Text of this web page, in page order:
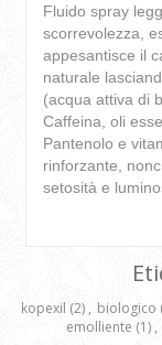
Fluido spray
scorrevolezza,
appesantisce il
naturale
(acqua attiva di
Caffeina, oli
Pantenolo e
rinforzante,
setosità e
kopexil (2) , biologico
emolliente (1) ,